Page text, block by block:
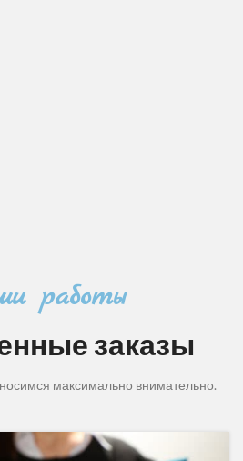
работы
заказы
максимально внимательно.